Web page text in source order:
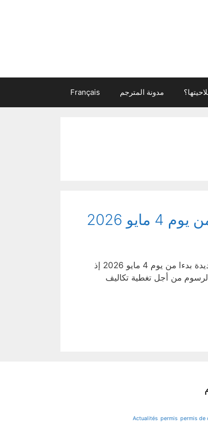
مدونة المترجم Français
كانت عملية استبدال الرخصة الأجنبية برخصة فرنسية مجانية حتى اليوم لكن هذا الأمر انتهى مع فرض رسوم جديدة بدءا من يوم 4 مايو 2026 إذ
فرض هذه الرسوم من أجل تغطية تكاليف
Actualités permis permis de